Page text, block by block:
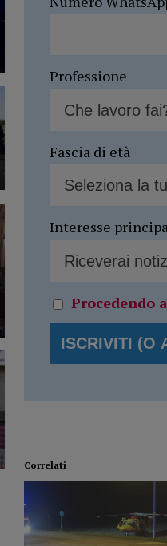
Professione
Fascia di età
Interesse
Procedendo
Correlati